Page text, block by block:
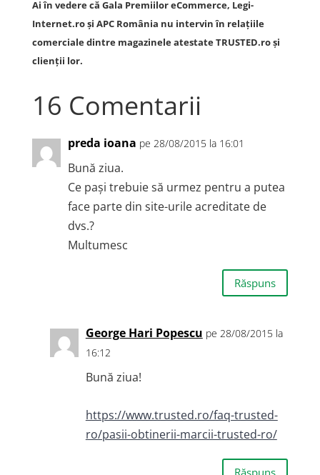
Ai în vedere că Gala Premiilor eCommerce, Legi-
Internet.ro și APC România nu intervin în relațiile
comerciale dintre magazinele atestate TRUSTED.ro și
clienții lor.
16 Comentarii
preda ioana pe 28/08/2015 la 16:01
Bună ziua.
Ce pași trebuie să urmez pentru a putea
face parte din site-urile acreditate de
dvs.?
Multumesc
Răspuns
George Hari Popescu pe 28/08/2015 la
16:12
Bună ziua!
https://www.trusted.ro/faq-trusted-
ro/pasii-obtinerii-marcii-trusted-ro/
Răspuns